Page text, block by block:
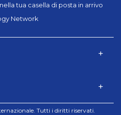
tua casella di posta in arrivo
Network
Tutti i diritti riservati.